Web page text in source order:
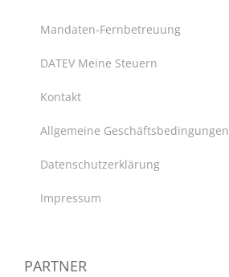
Mandaten-Fernbetreuung
DATEV Meine Steuern
Kontakt
Allgemeine Geschäftsbedingungen
Datenschutzerklärung
Impressum
PARTNER